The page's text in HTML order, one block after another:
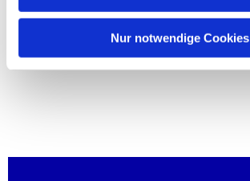
Nur notwendige Cookies